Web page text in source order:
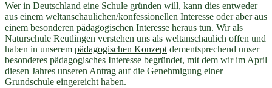
Wer in Deutschland eine Schule gründen will, kann dies entweder
aus einem weltanschaulichen/konfessionellen Interesse oder aber aus
einem besonderen pädagogischen Interesse heraus tun. Wir als
Naturschule Reutlingen verstehen uns als weltanschaulich offen und
haben in unserem pädagogischen Konzept dementsprechend unser
besonderes pädagogisches Interesse begründet, mit dem wir im April
diesen Jahres unseren Antrag auf die Genehmigung einer
Grundschule eingereicht haben.